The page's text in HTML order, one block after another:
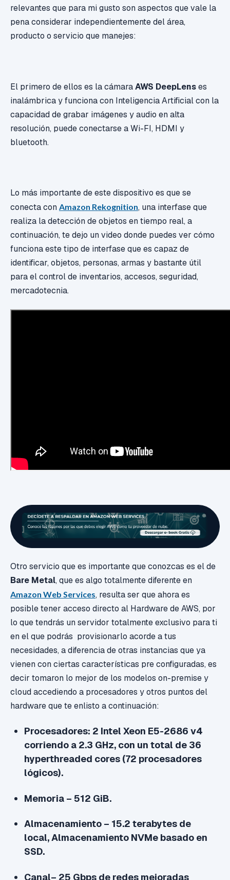
relevantes que para mi gusto son aspectos que vale la
pena considerar independientemente del área,
producto o servicio que manejes:
El primero de ellos es la cámaraAWS DeepLenses
inalámbrica y funciona con Inteligencia Artificial con la
capacidad de grabar imágenes y audio en alta
resolución, puede conectarse a Wi-FI, HDMI y
bluetooth.
Lo más importante de este dispositivo es que se
conecta con Amazon Rekognition, una interfase que
realiza la detección de objetos en tiempo real, a
continuación, te dejo un video donde puedes ver cómo
funciona este tipo de interfase que es capaz de
identificar, objetos, personas, armas y bastante útil
para el control de inventarios, accesos, seguridad,
mercadotecnia.
Otro servicio que es importante que conozcas es el de
Bare Metal, que es algo totalmente diferente en
Amazon Web Services, resulta ser que ahora es
posible tener acceso directo al Hardware de AWS, por
lo que tendrás un servidor totalmente exclusivo para ti
en el que podrás provisionarlo acorde a tus
necesidades, a diferencia de otras instancias que ya
vienen con ciertas características pre configuradas, es
decir tomaron lo mejor de los modelos on-premise y
cloud accediendo a procesadores y otros puntos del
hardware que te enlisto a continuación:
Procesadores: 2 Intel Xeon E5-2686 v4
corriendo a 2.3 GHz, con un total de 36
hyperthreaded cores (72 procesadores
lógicos).
Memoria – 512 GiB.
Almacenamiento – 15.2 terabytes de
local, Almacenamiento NVMe basado en
SSD.
Canal– 25 Gbps de redes mejoradas